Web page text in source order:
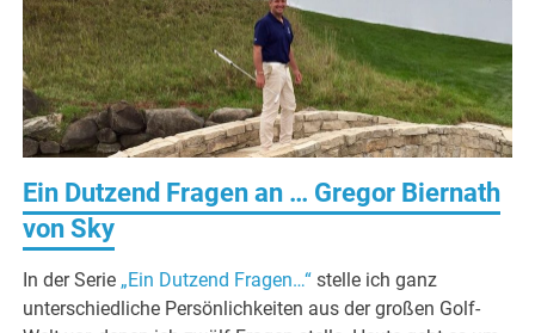
Ein Dutzend Fragen an … Gregor Biernath
von Sky
In der Serie „Ein Dutzend Fragen…“ stelle ich ganz
unterschiedliche Persönlichkeiten aus der großen Golf-